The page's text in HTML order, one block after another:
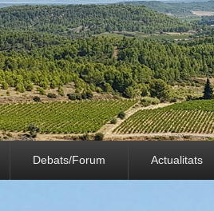
Debats/Forum Actualitats